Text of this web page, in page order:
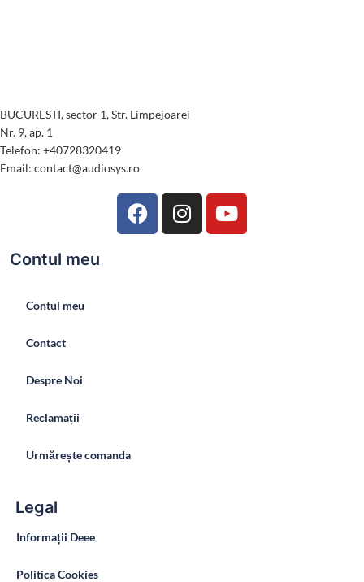
BUCURESTI, sector 1, Str. Limpejoarei
Nr. 9, ap. 1
Telefon: +40728320419
Email: contact@audiosys.ro
Contul meu
Contul meu
Contact
Despre Noi
Reclamații
Urmărește comanda
Legal
Informații Deee
Politica Cookies